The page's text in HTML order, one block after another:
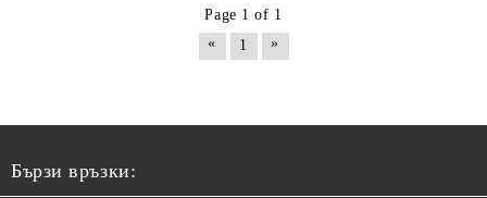
Page 1 of 1
«
1 »
Бързи връзки: